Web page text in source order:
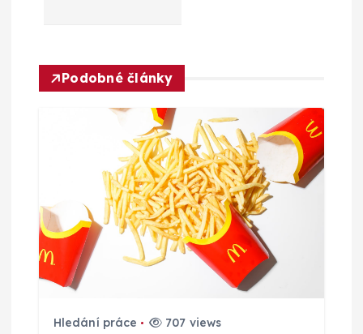
e
o
p
ř
Podobné články
Hledání práce 707 views